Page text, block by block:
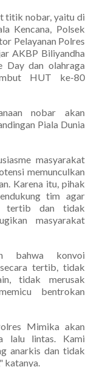
titik nobar, yaitu di
Kencana, Polsek
Pelayanan Polres
AKBP Biliyandha
Day dan olahraga
HUT ke-80
nobar akan
Piala Dunia
masyarakat
memunculkan
Karena itu, pihak
tim agar
tertib dan tidak
masyarakat
bahwa konvoi
tertib, tidak
tidak merusak
bentrokan
Mimika akan
lalu lintas. Kami
anarkis dan tidak
katanya.